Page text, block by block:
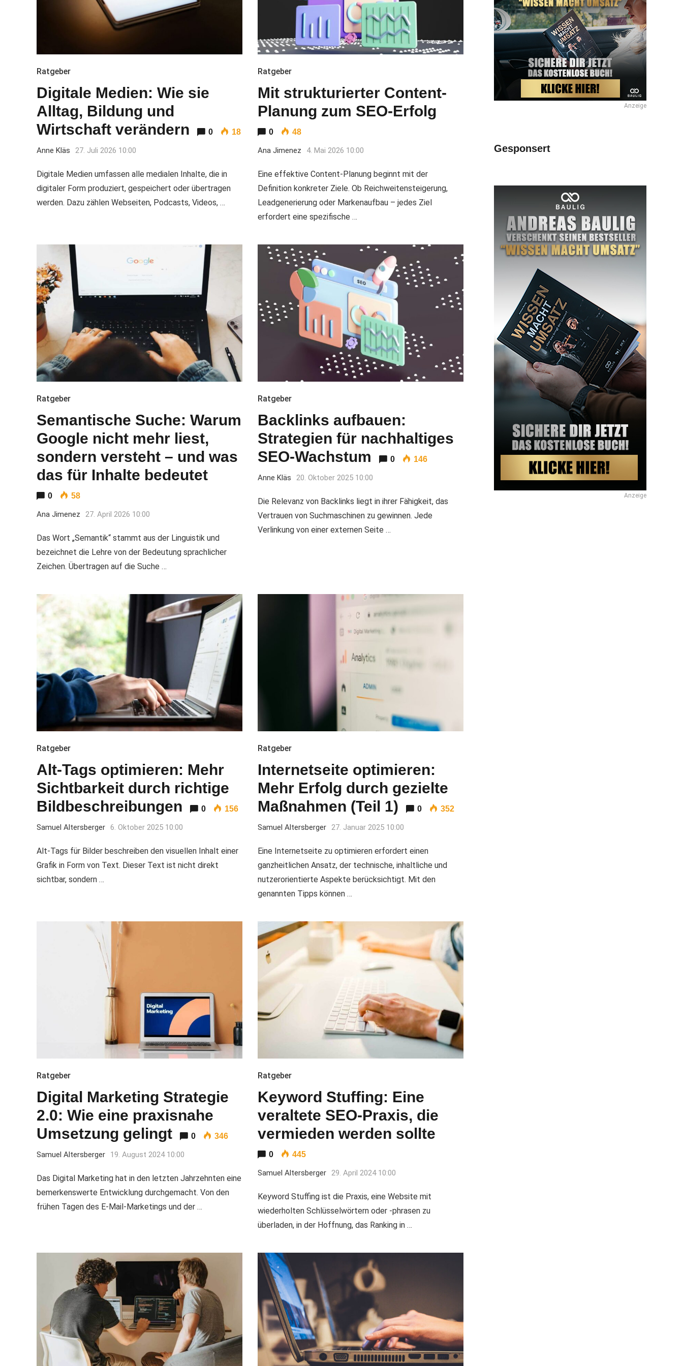
Ratgeber
Digitale Medien: Wie sie
Alltag, Bildung und
Wirtschaft verändern
0 18
Anne Kläs 27. Juli 2026 10:00
Digitale Medien umfassen alle medialen Inhalte, die in
digitaler Form produziert, gespeichert oder übertragen
werden. Dazu zählen Webseiten, Podcasts, Videos, …
Ratgeber
Mit strukturierter Content-
Planung zum SEO-Erfolg
0 48
Ana Jimenez 4. Mai 2026 10:00
Eine effektive Content-Planung beginnt mit der
Definition konkreter Ziele. Ob Reichweitensteigerung,
Leadgenerierung oder Markenaufbau – jedes Ziel
erfordert eine spezifische …
Ratgeber
Semantische Suche: Warum
Google nicht mehr liest,
sondern versteht – und was
das für Inhalte bedeutet
0 58
Ana Jimenez 27. April 2026 10:00
Das Wort „Semantik“ stammt aus der Linguistik und
bezeichnet die Lehre von der Bedeutung sprachlicher
Zeichen. Übertragen auf die Suche …
Ratgeber
Backlinks aufbauen:
Strategien für nachhaltiges
SEO-Wachstum
0 146
Anne Kläs 20. Oktober 2025 10:00
Die Relevanz von Backlinks liegt in ihrer Fähigkeit, das
Vertrauen von Suchmaschinen zu gewinnen. Jede
Verlinkung von einer externen Seite …
Ratgeber
Alt-Tags optimieren: Mehr
Sichtbarkeit durch richtige
Bildbeschreibungen
0 156
Samuel Altersberger 6. Oktober 2025 10:00
Alt-Tags für Bilder beschreiben den visuellen Inhalt einer
Grafik in Form von Text. Dieser Text ist nicht direkt
sichtbar, sondern …
Ratgeber
Internetseite optimieren:
Mehr Erfolg durch gezielte
Maßnahmen (Teil 1)
0 352
Samuel Altersberger 27. Januar 2025 10:00
Eine Internetseite zu optimieren erfordert einen
ganzheitlichen Ansatz, der technische, inhaltliche und
nutzerorientierte Aspekte berücksichtigt. Mit den
genannten Tipps können …
Ratgeber
Digital Marketing Strategie
2.0: Wie eine praxisnahe
Umsetzung gelingt
0 346
Samuel Altersberger 19. August 2024 10:00
Das Digital Marketing hat in den letzten Jahrzehnten eine
bemerkenswerte Entwicklung durchgemacht. Von den
frühen Tagen des E-Mail-Marketings und der …
Ratgeber
Keyword Stuffing: Eine
veraltete SEO-Praxis, die
vermieden werden sollte
0 445
Samuel Altersberger 29. April 2024 10:00
Keyword Stuffing ist die Praxis, eine Website mit
wiederholten Schlüsselwörtern oder -phrasen zu
überladen, in der Hoffnung, das Ranking in …
Anzeige
Gesponsert
Anzeige